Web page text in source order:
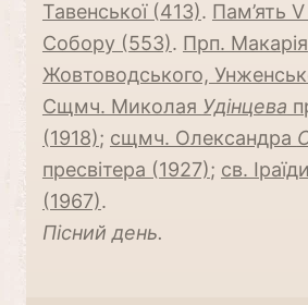
Тавенської (413). Пам’ять
Собору (553). Прп. Макарія
Жовтоводського,
Сщмч. Миколая Удінцева
(1918); сщмч. Олександра
пресвітера (1927); св. Іраїди
(1967).
Пісний день.